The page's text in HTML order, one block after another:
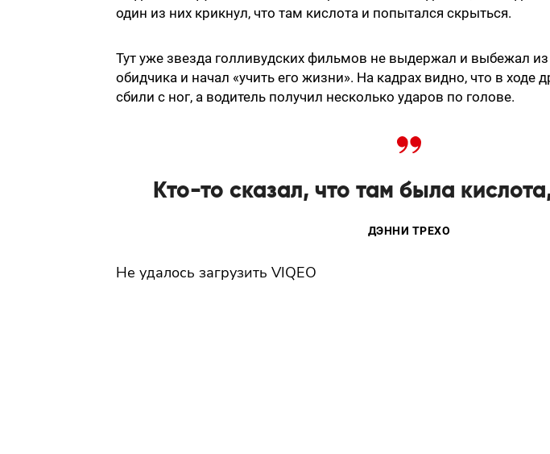
один из них крикнул, что там кислота и попытался скрыться.
Тут уже звезда голливудских фильмов не выдержал и выбежал
обидчика и начал «учить его жизни». На кадрах видно, что в ходе
сбили с ног, а водитель получил несколько ударов по голове.
Кто-то сказал, что там была
ДЭННИ ТРЕХО
Не удалось загрузить VIQEO